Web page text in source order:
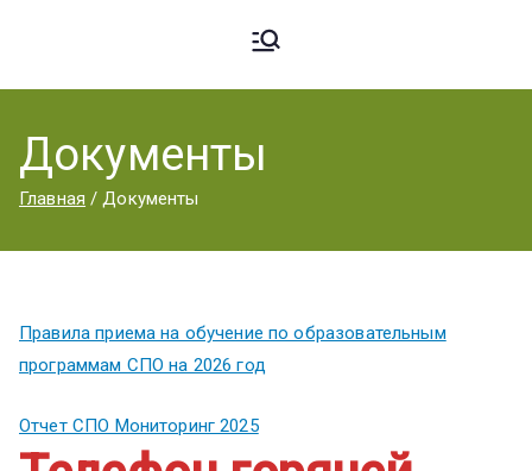
Ардато
Аграрн
ый
Документы
Главная Документы
Правила приема на обучение по образовательным
программам СПО на 2026 год
Отчет СПО Мониторинг 2025